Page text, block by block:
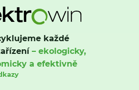
každé
– ekologicky,
a efektivně